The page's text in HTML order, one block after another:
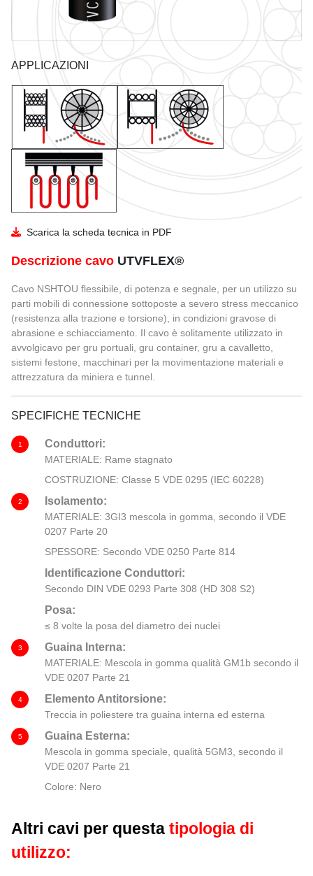
GUIDA ALL'USO DEI CAVI
INSTALLAZIONE
DIMENSIONI E PESO BOBINE
APPLICAZIONI
Scarica la scheda tecnica in PDF
Descrizione cavo UTVFLEX®
Cavo NSHTOU flessibile, di potenza e segnale, per un utilizzo su
parti mobili di connessione sottoposte a severo stress meccanico
(resistenza alla trazione e torsione), in condizioni gravose di
abrasione e schiacciamento. Il cavo è solitamente utilizzato in
avvolgicavo per gru portuali, gru container, gru a cavalletto,
sistemi festone, macchinari per la movimentazione materiali e
attrezzatura da miniera e tunnel.
SPECIFICHE TECNICHE
1 Conduttori:
MATERIALE: Rame stagnato
COSTRUZIONE: Classe 5 VDE 0295 (IEC 60228)
2 Isolamento:
MATERIALE: 3GI3 mescola in gomma, secondo il VDE
0207 Parte 20
SPESSORE: Secondo VDE 0250 Parte 814
Identificazione Conduttori:
Secondo DIN VDE 0293 Parte 308 (HD 308 S2)
Posa:
≤ 8 volte la posa del diametro dei nuclei
3 Guaina Interna:
MATERIALE: Mescola in gomma qualità GM1b secondo il
VDE 0207 Parte 21
4 Elemento Antitorsione:
Treccia in poliestere tra guaina interna ed esterna
5 Guaina Esterna:
Mescola in gomma speciale, qualità 5GM3, secondo il
VDE 0207 Parte 21
Colore: Nero
Altri cavi per questa tipologia di
utilizzo: